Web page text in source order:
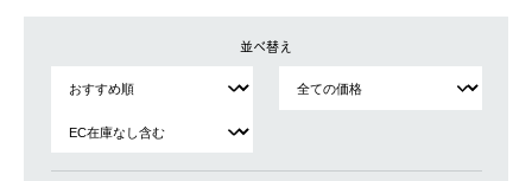
並べ替え